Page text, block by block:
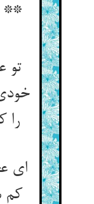
**
تو
را
ای
کم